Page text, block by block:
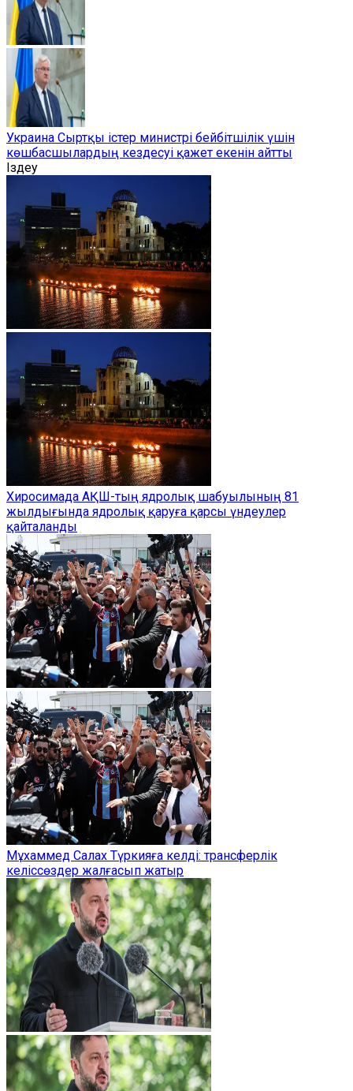
Украина Сыртқы істер министрі бейбітшілік үшін
көшбасшылардың кездесуі қажет екенін айтты
Іздеу
Хиросимада АҚШ-тың ядролық шабуылының 81
жылдығында ядролық қаруға қарсы үндеулер
қайталанды
Мұхаммед Салах Түркияға келді: трансферлік
келіссөздер жалғасып жатыр